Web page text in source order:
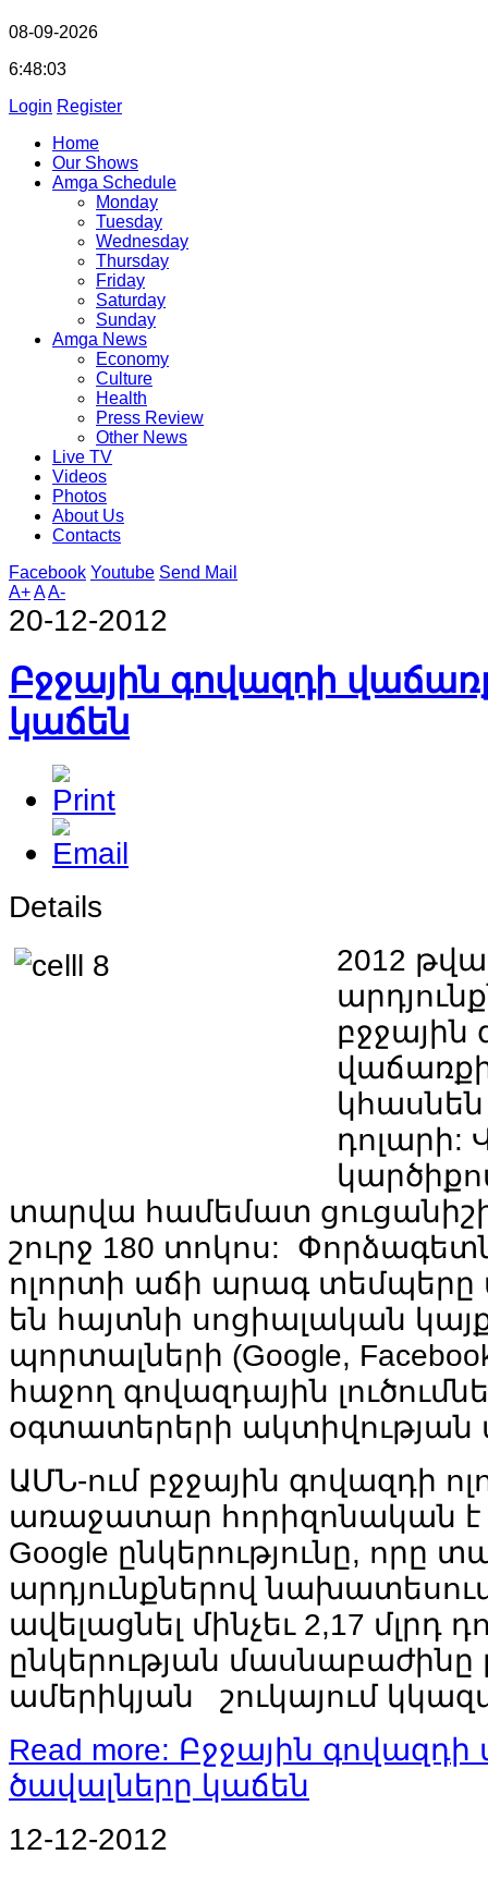
08-09-2026
6:48:04
Login Register
Home
Our Shows
Amga Schedule
Monday
Tuesday
Wednesday
Thursday
Friday
Saturday
Sunday
Amga News
Economy
Culture
Health
Press Review
Other News
Live TV
Videos
Photos
About Us
Contacts
Facebook Youtube Send Mail
A+AA-
20-12-2012
Բջջային գովազդի
կաճեն
Details
2012
բջջային
կհասնեն
դոլարի:
տարվա համեմատ
շուրջ 180 տոկոս:
ոլորտի աճի արագ տեմպերը
են հայտնի սոցիալական
պորտալների (Google,
հաջող գովազդային
օգտատերերի ակտիվության
ԱՄՆ-ում բջջային գովազդի
առաջատար հորիզոնական է
Google ընկերությունը, որը
արդյունքներով
ավելացնել մինչեւ2,17 մլրդ
ընկերության մասնաբաժինը
ամերիկյան
շուկայում
Read more: Բջջային
ծավալները կաճեն
12-12-2012